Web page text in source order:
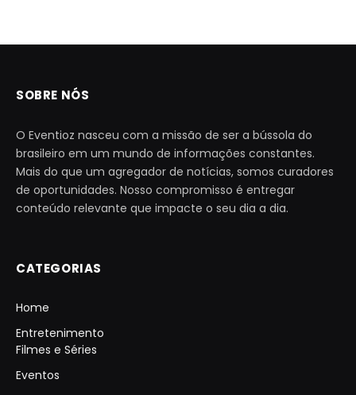
SOBRE NÓS
O Eventioz nasceu com a missão de ser a bússola do
brasileiro em um mundo de informações constantes.
Mais do que um agregador de notícias, somos curadores
de oportunidades. Nosso compromisso é entregar
conteúdo relevante que impacte o seu dia a dia.
CATEGORIAS
Home
Entretenimento
Filmes e Séries
Eventos